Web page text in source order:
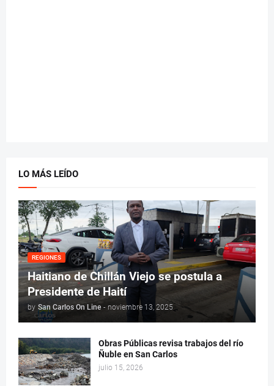
LO MÁS LEÍDO
REGIONES
Haitiano de Chillán Viejo se postula a
Presidente de Haití
by San Carlos On Line - noviembre 13, 2025
Obras Públicas revisa trabajos del río
Ñuble en San Carlos
julio 15, 2026